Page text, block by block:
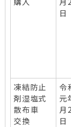
日
凍結防止
剤湿塩式
散布車
交換
令
元
月
日